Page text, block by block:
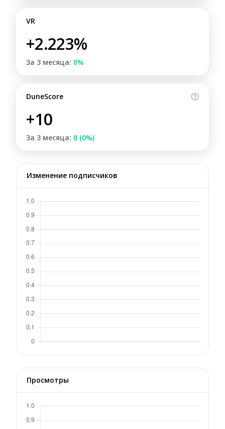
VR
+2.223%
За 3 месяца: 0%
DuneScore
+10
За 3 месяца: 0 (0%)
Изменение подписчиков
Просмотры